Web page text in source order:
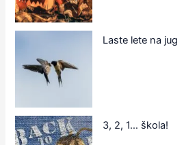
Laste lete na jug
3, 2, 1… škola!